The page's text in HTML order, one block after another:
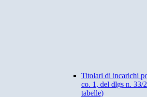
Titolari di incarichi
co. 1, del dlgs n. 33/
tabelle)